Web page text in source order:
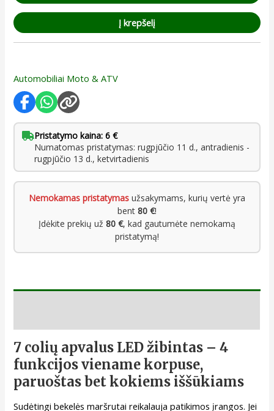
Į krepšelį
Automobiliai Moto & ATV
Pristatymo kaina: 6 €
Numatomas pristatymas: rugpjūčio 11 d., antradienis -
rugpjūčio 13 d., ketvirtadienis
Nemokamas pristatymas užsakymams, kurių vertė yra
bent 80 €!
Įdėkite prekių už 80 €, kad gautumėte nemokamą
pristatymą!
7 colių apvalus LED žibintas – 4
funkcijos viename korpuse,
paruoštas bet kokiems iššūkiams
Sudėtingi bekelės maršrutai reikalauja patikimos įrangos. Jei